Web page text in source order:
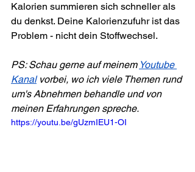
Kalorien summieren sich schneller als
du denkst. Deine Kalorienzufuhr ist das
Problem - nicht dein Stoffwechsel.
PS: Schau gerne auf meinem Youtube
Kanal vorbei, wo ich viele Themen rund
um's Abnehmen behandle und von
meinen Erfahrungen spreche.
https://youtu.be/gUzmIEU1-OI